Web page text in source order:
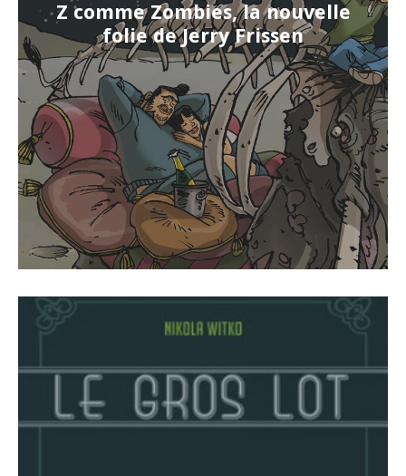
Z comme Zombies, la nouvelle
folie de Jerry Frissen